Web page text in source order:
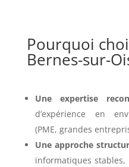
Pourquoi
Bernes-sur-
Une expertise
d’expérience en
(PME, grandes
Une approche
informatiques